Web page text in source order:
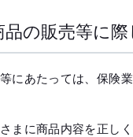
品の販売等に
にあたっては、保険
まに商品内容を正し